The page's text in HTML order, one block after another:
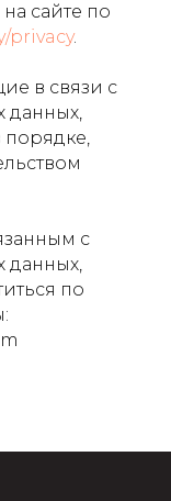
сайте по
privacy.
в связи с
данных,
порядке,
с
данных,
по